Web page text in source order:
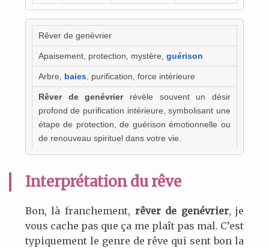
Rêver de genévrier
Apaisement, protection, mystère, guérison
Arbre, baies, purification, force intérieure
Rêver de genévrierrévèle souvent un désir
profond de purification intérieure, symbolisant une
étape de protection, de guérison émotionnelle ou
de renouveau spirituel dans votre vie.
Interprétation du rêve
Bon, là franchement, rêver de genévrier, je
vous cache pas que ça me plaît pas mal. C’est
typiquement le genre de rêve qui sent bon la